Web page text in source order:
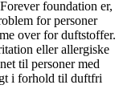
foundation er,
for personer
over for duftstoffer.
eller allergiske
til personer med
i forhold til duftfri